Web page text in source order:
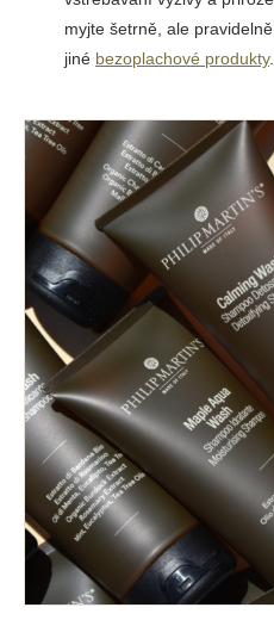
myjte šetrně, ale
jiné bezoplachové produkty.